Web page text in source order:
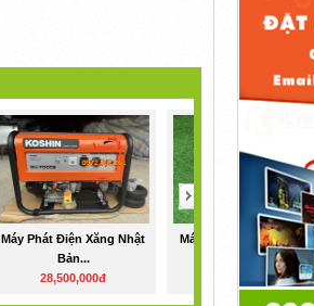
Máy Phát Điện Xăng Nhật
Bản...
28,500,000đ
Máy Phát Điện Nhật
Daishin...
17,500,000đ
>